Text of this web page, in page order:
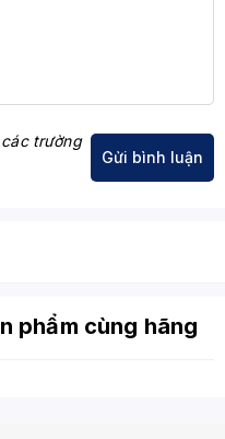
trường
phẩm cùng hãng